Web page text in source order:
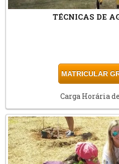
TÉCNICAS DE
MATRICULAR
Carga Horária